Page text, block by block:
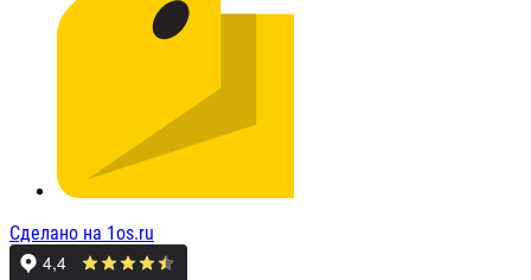
Сделано на 1os.ru